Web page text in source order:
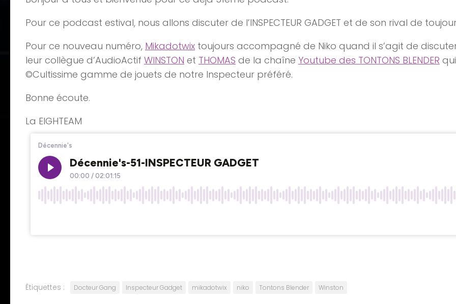
Pour ce podcast estival, nous allons discuter de l’INSPECTEUR GADGET et de son rival de
Pour ce nouveau numéro, Mikadotwix toujours accompagné de Niko quand il s’agit de
leur collègue d’AudioActif WINSTON et THOMAS de la chaîne Youtube des TONTONS BLENDER
©Cultissime gamme de jouets de notre Inspecteur préféré.
Bonne écoute.
La EIGHTEAM
Étiquettes : Docteur Gang Inspecteur Gadget mikadotwix niko Tontons Blender Winston